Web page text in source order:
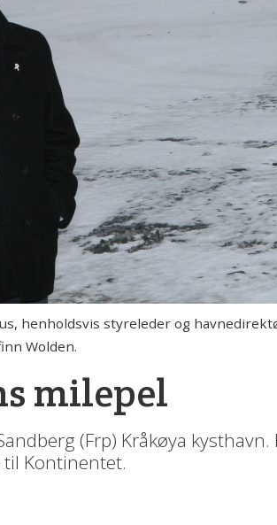
henholdsvis styreleder og
Wolden.
milepel
(Frp) Kråkøya
Kontinentet.